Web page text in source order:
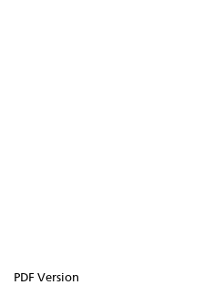
PDF Version